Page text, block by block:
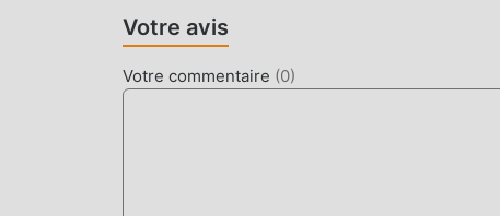
Votre avis
Votre commentaire (0)